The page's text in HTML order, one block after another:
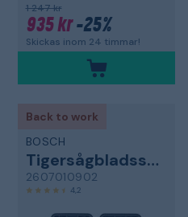
1 247 kr
935 kr-25%
Skickas inom 24 timmar!
Back to work
BOSCH
Tigersågbladssats
2607010902
4,2